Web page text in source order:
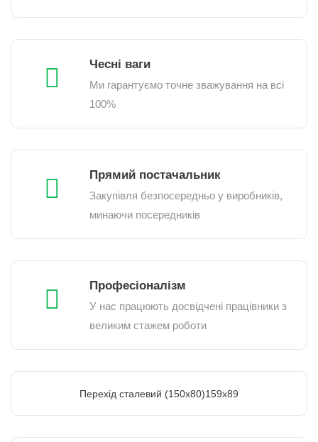
Чесні ваги
Ми гарантуємо точне зважування на всі
100%
Прямий постачальник
Закупівля безпосередньо у виробників,
минаючи посередників
Професіоналізм
У нас працюють досвідчені працівники з
великим стажем роботи
Перехід сталевий (150х80)159х89